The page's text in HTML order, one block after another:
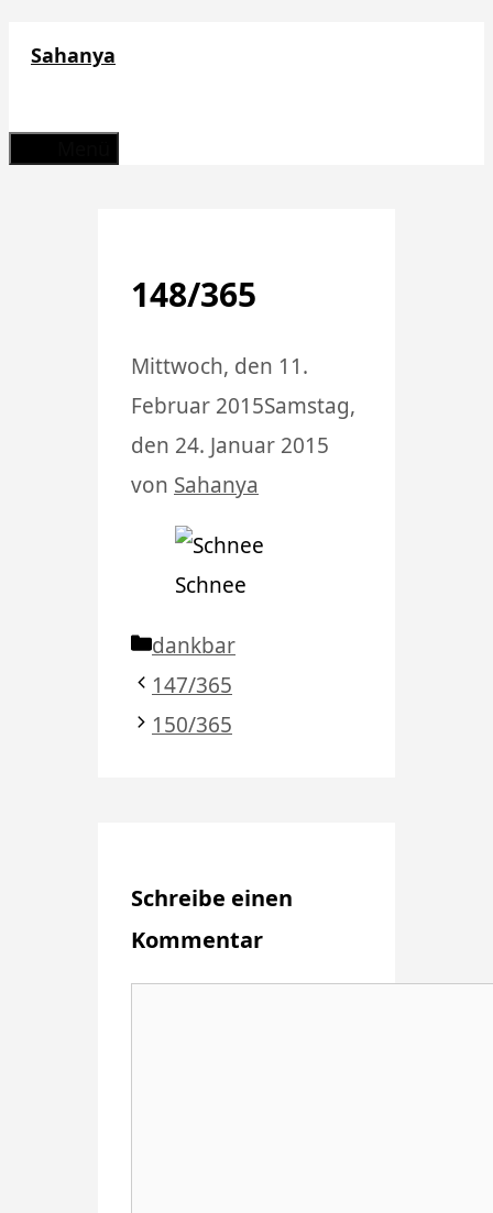
Sahanya
148/365
Mittwoch, den 11.
Februar 2015Samstag,
den 24. Januar 2015
von Sahanya
Schnee
Kategorien
dankbar
147/365
150/365
Schreibe einen
Kommentar